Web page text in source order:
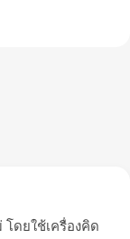
ดยใช้เครื่องคิด